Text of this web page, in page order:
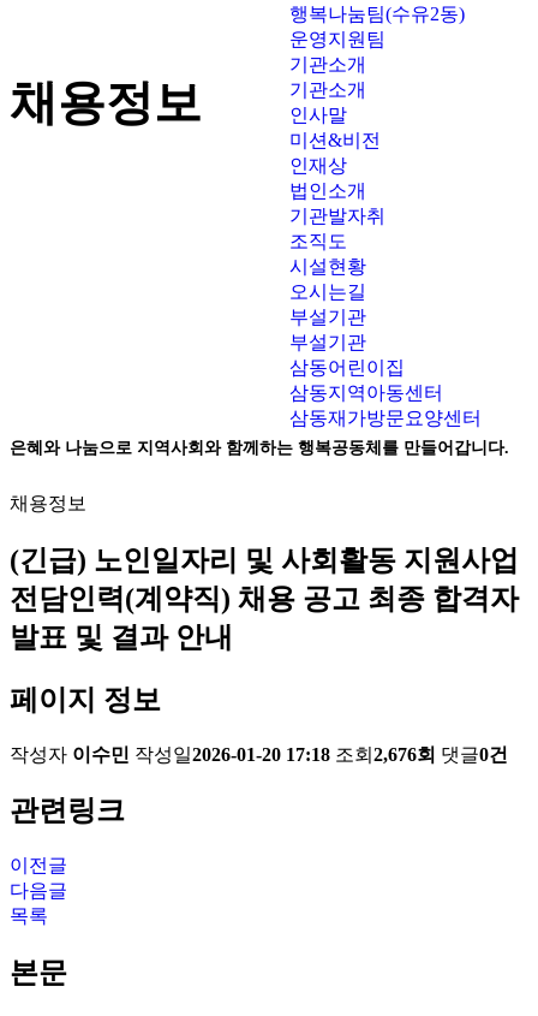
행복나눔팀(수유2동)
운영지원팀
기관소개
기관소개
인사말
미션&비전
인재상
법인소개
기관발자취
조직도
시설현황
오시는길
부설기관
부설기관
삼동어린이집
삼동지역아동센터
삼동재가방문요양센터
채용정보
은혜와 나눔으로 지역사회와 함께하는 행복공동체를 만들어갑니다.
채용정보
(긴급) 노인일자리 및 사회활동 지원사업
전담인력(계약직) 채용 공고 최종 합격자
발표 및 결과 안내
페이지 정보
작성자 이수민 작성일2026-01-20 17:18 조회 2,676회 댓글0건
관련링크
이전글
다음글
목록
본문